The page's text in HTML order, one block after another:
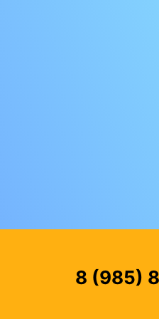
8 (985)